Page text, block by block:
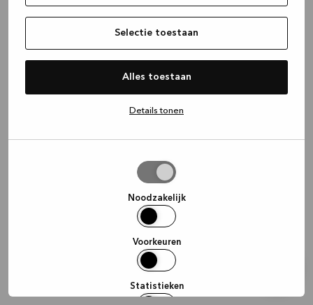
Selectie toestaan
Alles toestaan
Details tonen
Noodzakelijk
Voorkeuren
Statistieken
information).